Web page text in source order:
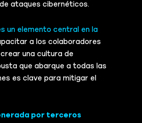
ataques cibernéticos.
un elemento central en la
a los colaboradores
una cultura de
que abarque a todas las
es clave para mitigar el
por terceros